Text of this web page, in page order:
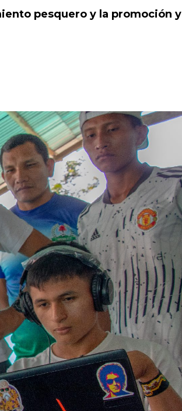
pesquero y la promoción y